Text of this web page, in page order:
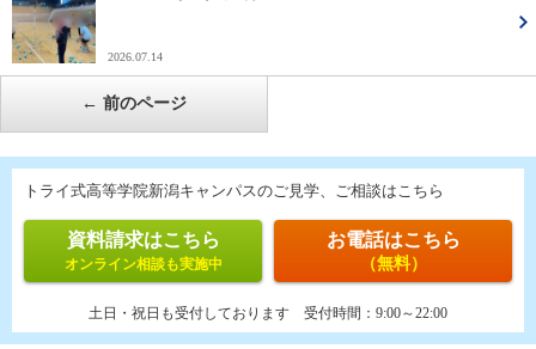
2026.07.14
← 前のページ
トライ式高等学院新潟キャンパスのご見学、ご相談はこちら
資料請求はこちら
オンライン相談も実施中
お電話はこちら
（無料）
土日・祝日も受付しております 受付時間： 9:00～22:00